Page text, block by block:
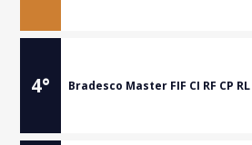
4° Bradesco Master FIF CI RF CP RL